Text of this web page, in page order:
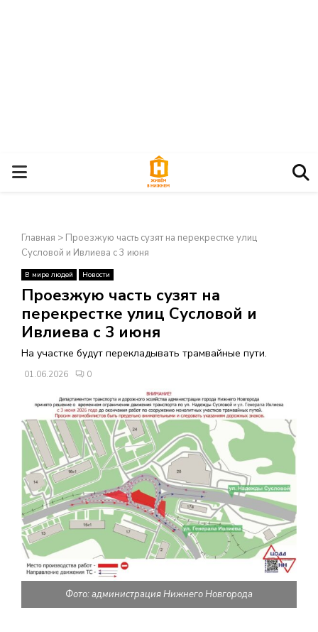
О
Н
О
В
Н
М
Е
Н
Главная > Проезжую часть сузят на перекрестке улиц
Сусловой и Ивлиева с 3 июня
В мире людей Новости
Проезжую часть сузят на
перекрестке улиц Сусловой и
Ивлиева с 3 июня
На участке будут перекладывать трамвайные пути.
01.06.2026 0
Фото: администрация Нижнего Новгорода